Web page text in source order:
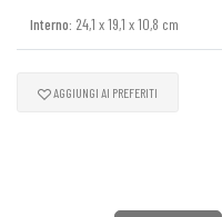
Interno: 24,1 x 19,1 x 10,8 cm
AGGIUNGI AI PREFERITI